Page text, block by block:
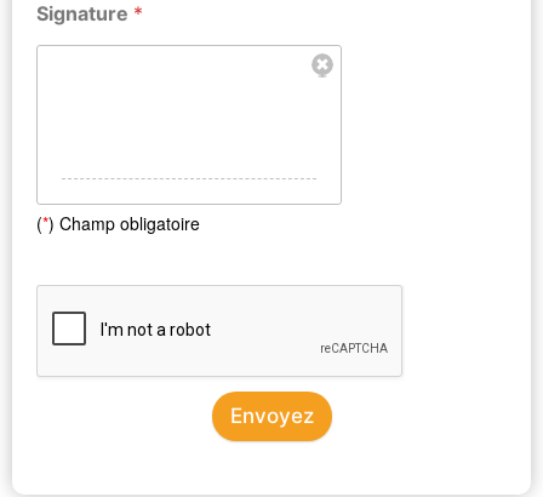
Signature *
(*) Champ obligatoire
Envoyez